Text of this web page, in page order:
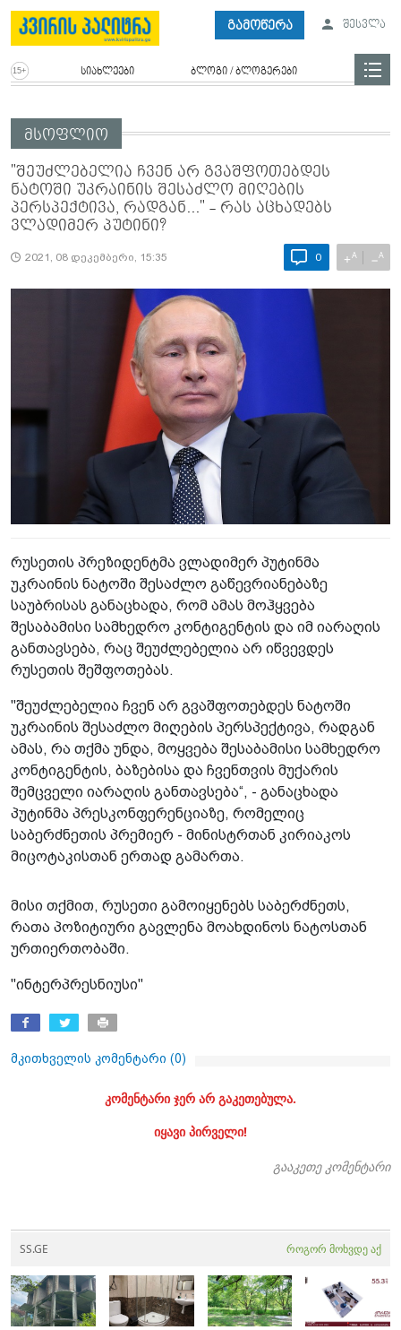
გამოწერა შესვლა
სიახლეები ბლოგი / ბლოგერები
მსოფლიო
"შეუძლებელია ჩვენ არ გვაშფოთებდეს
ნატოში უკრაინის შესაძლო მიღების
პერსპექტივა, რადგან..." - რას აცხადებს
ვლადიმერ პუტინი?
2021, 08 დეკემბერი, 15:35 0 +A −A
რუსეთის პრეზიდენტმა ვლადიმერ პუტინმა
უკრაინის ნატოში შესაძლო გაწევრიანებაზე
საუბრისას განაცხადა, რომ ამას მოჰყვება
შესაბამისი სამხედრო კონტიგენტის და იმ იარაღის
განთავსება, რაც შეუძლებელია არ იწვევდეს
რუსეთის შეშფოთებას.
"შეუძლებელია ჩვენ არ გვაშფოთებდეს ნატოში
უკრაინის შესაძლო მიღების პერსპექტივა, რადგან
ამას, რა თქმა უნდა, მოყვება შესაბამისი სამხედრო
კონტიგენტის, ბაზებისა და ჩვენთვის მუქარის
შემცველი იარაღის განთავსება“, - განაცხადა
პუტინმა პრესკონფერენციაზე, რომელიც
საბერძნეთის პრემიერ - მინისტრთან კირიაკოს
მიცოტაკისთან ერთად გამართა.
მისი თქმით, რუსეთი გამოიყენებს საბერძნეთს,
რათა პოზიტიური გავლენა მოახდინოს ნატოსთან
ურთიერთობაში.
"ინტერპრესნიუსი"
მკითხველის კომენტარი (0)
კომენტარი ჯერ არ გაკეთებულა.
იყავი პირველი!
გააკეთე კომენტარი
SS.GE როგორ მოხვდე აქ